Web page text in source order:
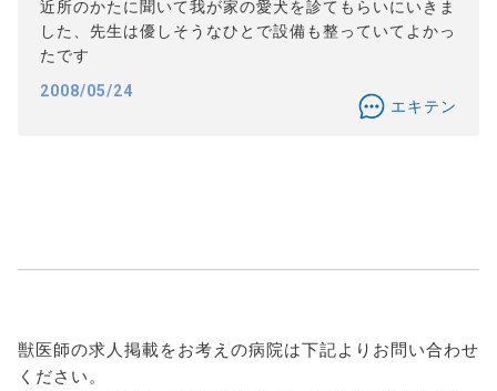
近所のかたに聞いて我が家の愛犬を診てもらいにいきま
した、先生は優しそうなひとで設備も整っていてよかっ
たです
2008/05/24
エキテン
獣医師の求人掲載をお考えの病院は下記よりお問い合わせ
ください。